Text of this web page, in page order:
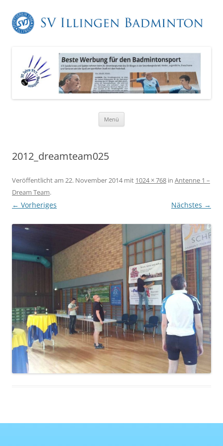
Menü
2012_dreamteam025
Veröffentlicht am 22. November 2014mit 1024 × 768 in Antenne 1 –
Dream Team.
← Vorheriges Nächstes →